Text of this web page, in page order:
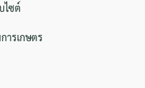
ไซต์
ารเกษตร